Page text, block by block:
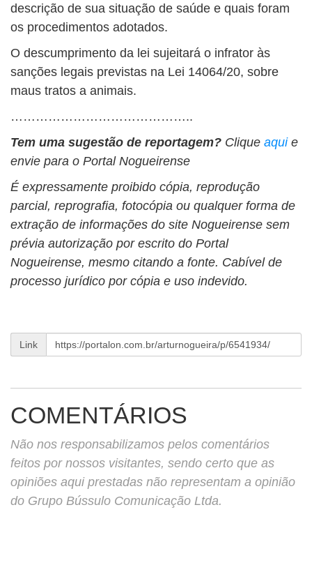
descrição de sua situação de saúde e quais foram
os procedimentos adotados.
O descumprimento da lei sujeitará o infrator às
sanções legais previstas na Lei 14064/20, sobre
maus tratos a animais.
……………………………………..
Tem uma sugestão de reportagem? Clique aqui e
envie para o Portal Nogueirense
É expressamente proibido cópia, reprodução
parcial, reprografia, fotocópia ou qualquer forma de
extração de informações do site Nogueirense sem
prévia autorização por escrito do Portal
Nogueirense, mesmo citando a fonte. Cabível de
processo jurídico por cópia e uso indevido.
Link
COMENTÁRIOS
Não nos responsabilizamos pelos comentários
feitos por nossos visitantes, sendo certo que as
opiniões aqui prestadas não representam a opinião
do Grupo Bússulo Comunicação Ltda.